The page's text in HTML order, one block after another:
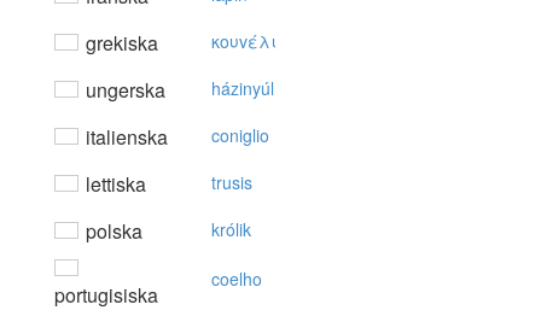
grekiska κoυvέλι
ungerska házinyúl
italienska coniglio
lettiska trusis
polska królik
portugisiska
coelho